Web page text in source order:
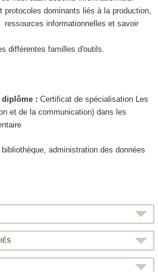
protocoles dominants liés à la production,
informationnelles et savoir
différentes familles d'outils.
: Certificat de spécialisationLes
et de la communication) dans les
administration des données